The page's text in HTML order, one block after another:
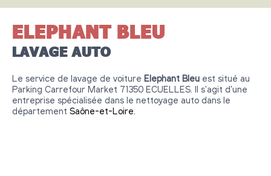
ELEPHANT BLEU
LAVAGE AUTO
Le service de lavage de voiture Elephant Bleu est situé au
Parking Carrefour Market 71350 ECUELLES. Il s'agit d'une
entreprise spécialisée dans le nettoyage auto dans le
département Saône-et-Loire.